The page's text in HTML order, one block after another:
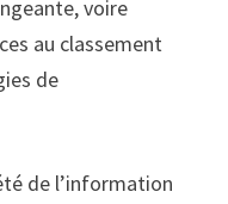
voire
au classement
de
de l’information